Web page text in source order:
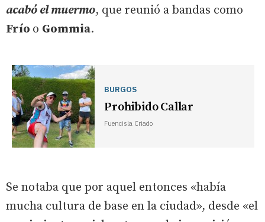
acabó el muermo, que reunió a bandas como
Frío o Gommia.
BURGOS
Prohibido Callar
Fuencisla Criado
Se notaba que por aquel entonces «había
mucha cultura de base en la ciudad», desde «el